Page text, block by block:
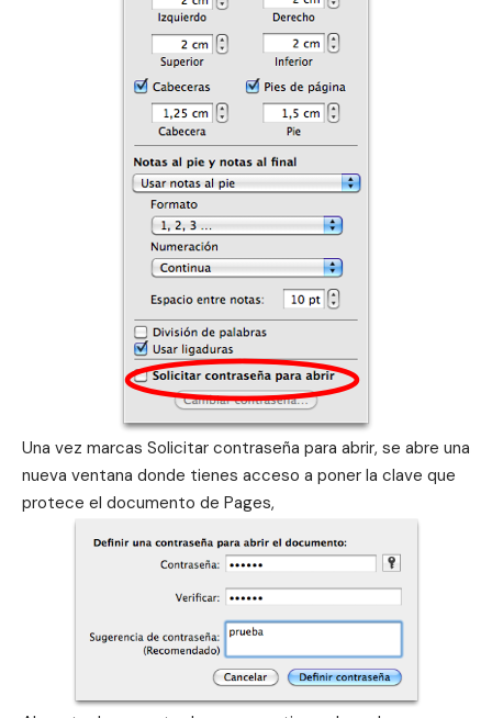
Una vez marcas Solicitar contraseña para abrir, se abre una
nueva ventana donde tienes acceso a poner la clave que
protece el documento de Pages,